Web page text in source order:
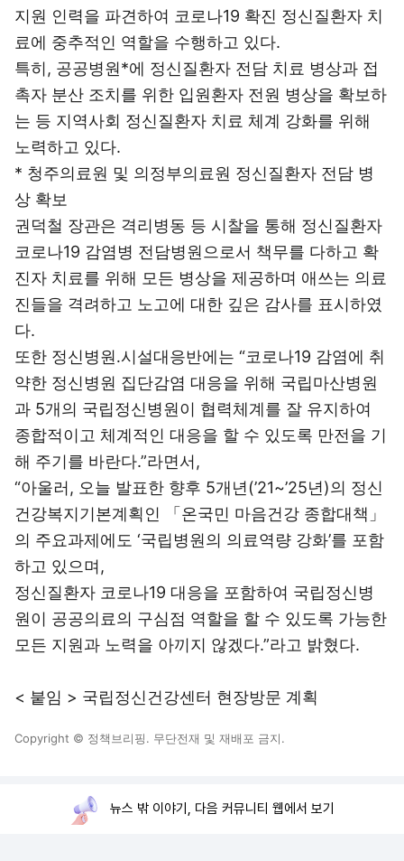
지원 인력을 파견하여 코로나19 확진 정신질환자 치
료에 중추적인 역할을 수행하고 있다.
특히, 공공병원*에 정신질환자 전담 치료 병상과 접
촉자 분산 조치를 위한 입원환자 전원 병상을 확보하
는 등 지역사회 정신질환자 치료 체계 강화를 위해
노력하고 있다.
* 청주의료원 및 의정부의료원 정신질환자 전담 병
상 확보
권덕철 장관은 격리병동 등 시찰을 통해 정신질환자
코로나19 감염병 전담병원으로서 책무를 다하고 확
진자 치료를 위해 모든 병상을 제공하며 애쓰는 의료
진들을 격려하고 노고에 대한 깊은 감사를 표시하였
다.
또한 정신병원․시설대응반에는 “코로나19 감염에 취
약한 정신병원 집단감염 대응을 위해 국립마산병원
과 5개의 국립정신병원이 협력체계를 잘 유지하여
종합적이고 체계적인 대응을 할 수 있도록 만전을 기
해 주기를 바란다.”라면서,
“아울러, 오늘 발표한 향후 5개년(’21~’25년)의 정신
건강복지기본계획인 「온국민 마음건강 종합대책」
의 주요과제에도 ‘국립병원의 의료역량 강화’를 포함
하고 있으며,
정신질환자 코로나19 대응을 포함하여 국립정신병
원이 공공의료의 구심점 역할을 할 수 있도록 가능한
모든 지원과 노력을 아끼지 않겠다.”라고 밝혔다.
< 붙임 > 국립정신건강센터 현장방문 계획
Copyright © 정책브리핑. 무단전재 및 재배포 금지.
뉴스 밖 이야기, 다음 커뮤니티 웹에서 보기